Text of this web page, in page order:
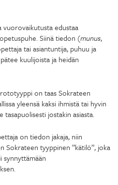
vuorovaikutusta edustaa
Siinä tiedon (munus,
tai asiantuntija, puhuu ja
kuulijoista ja heidän
on taas Sokrateen
yleensä kaksi ihmistä tai hyvin
tasapuolisesti jostakin asiasta.
on tiedon jakaja, niin
Sokrateen tyyppinen ”kätilö”, joka